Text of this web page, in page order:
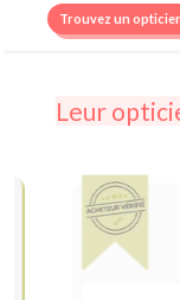
Trouvez un
Leur